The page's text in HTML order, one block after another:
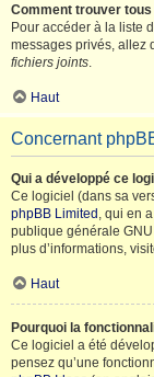
Comment trouver
Pour accéder à la liste
messages privés, allez
fichiers joints.
Haut
Concernant
Qui a développé ce
Ce logiciel (dans sa
phpBB Limited , qui en
publique générale
plus d’informations,
Haut
Pourquoi la
Ce logiciel a été
pensez qu’une